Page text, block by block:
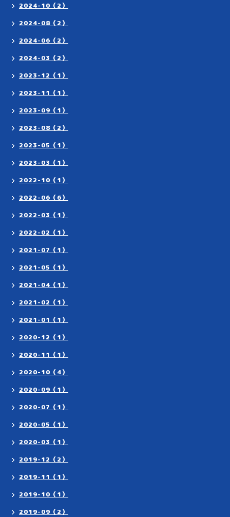
2024-10（2）
2024-08（2）
2024-06（2）
2024-03（2）
2023-12（1）
2023-11（1）
2023-09（1）
2023-08（2）
2023-05（1）
2023-03（1）
2022-10（1）
2022-06（6）
2022-03（1）
2022-02（1）
2021-07（1）
2021-05（1）
2021-04（1）
2021-02（1）
2021-01（1）
2020-12（1）
2020-11（1）
2020-10（4）
2020-09（1）
2020-07（1）
2020-05（1）
2020-03（1）
2019-12（2）
2019-11（1）
2019-10（1）
2019-09（2）